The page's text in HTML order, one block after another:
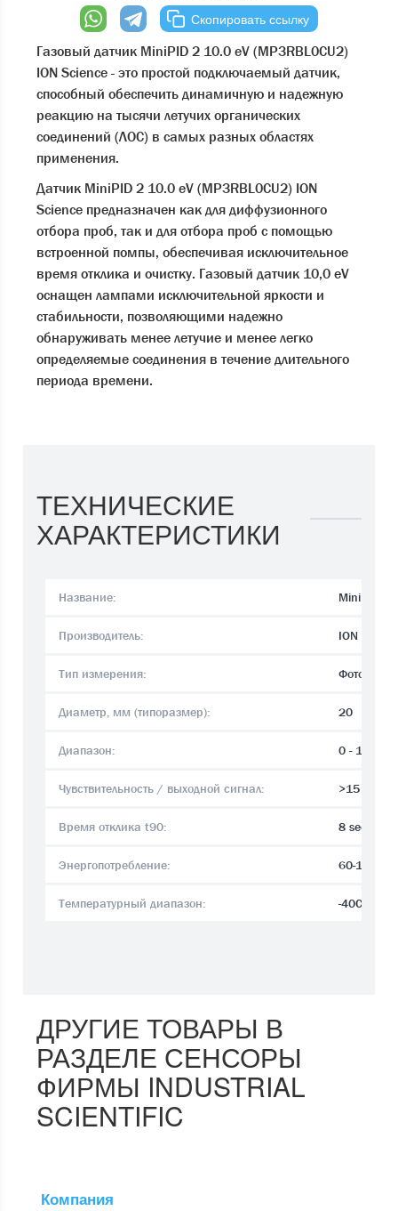
Скопировать ссылку
Газовый датчик MiniPID 2 10.0 eV (MP3RBL0CU2)
ION Science - это простой подключаемый датчик,
способный обеспечить динамичную и надежную
реакцию на тысячи летучих органических
соединений (ЛОС) в самых разных областях
применения.
Датчик MiniPID 2 10.0 eV (MP3RBL0CU2) ION
Science предназначен как для диффузионного
отбора проб, так и для отбора проб с помощью
встроенной помпы, обеспечивая исключительное
время отклика и очистку. Газовый датчик 10,0 eV
оснащен лампами исключительной яркости и
стабильности, позволяющими надежно
обнаруживать менее летучие и менее легко
определяемые соединения в течение длительного
периода времени.
ТЕХНИЧЕСКИЕ
ХАРАКТЕРИСТИКИ
Название: MiniPID 2
Производитель: ION
Тип измерения:
Диаметр, мм (типоразмер): 20
Диапазон: 0 - 100
Чувствительность / выходной сигнал: >15 mV/
Время отклика t90: 8 sec.
Энергопотребление: 60-115.2
Температурный диапазон: -40C°..
ДРУГИЕ ТОВАРЫ В
РАЗДЕЛЕ СЕНСОРЫ
ФИРМЫ INDUSTRIAL
SCIENTIFIC
Компания